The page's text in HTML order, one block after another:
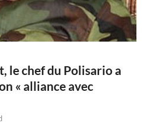
le chef du Polisario a
« alliance avec